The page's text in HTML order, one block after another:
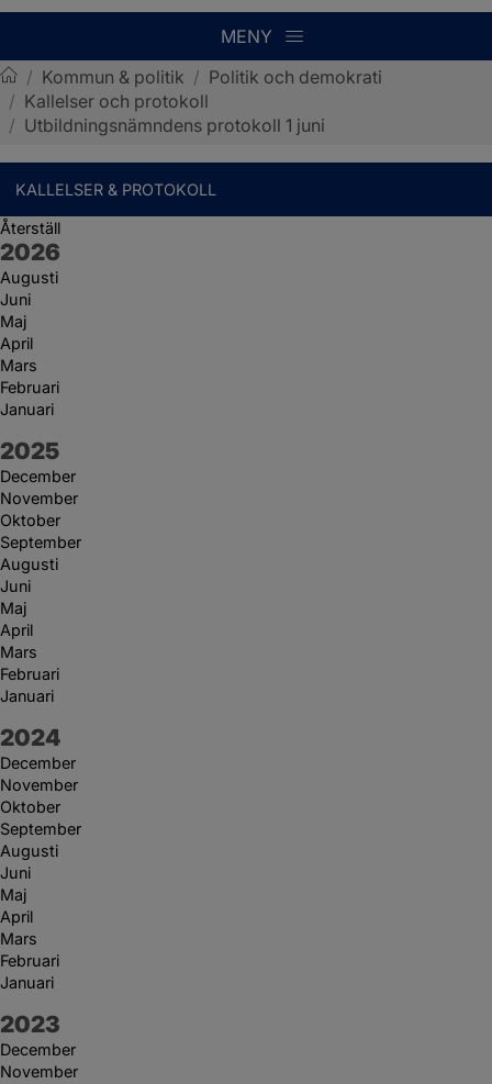
MENY
Sotenäs kommun
/ Kommun & politik / Politik och demokrati
/ Kallelser och protokoll
/ Utbildningsnämndens protokoll 1 juni
KALLELSER & PROTOKOLL
Återställ
År:
2026
Augusti
Juni
Maj
April
Mars
Februari
Januari
År:
2025
December
November
Oktober
September
Augusti
Juni
Maj
April
Mars
Februari
Januari
År:
2024
December
November
Oktober
September
Augusti
Juni
Maj
April
Mars
Februari
Januari
År:
2023
December
November